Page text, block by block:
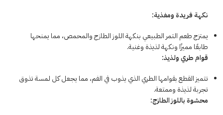
نكهة فريدة ومغذية:
يمتزج طعم التمر الطبيعي بنكهة اللوز الطازج والمحمص، مما يمنحها
طابعًا مميزًا ونكهة لذيذة وغنية.
قوام طري ولذيذ:
تتميز القطع بقوامها الطري الذي يذوب في الفم، مما يجعل كل لمسة تذوق
تجربة لذيذة وممتعة.
محشوة باللوز الطازج: